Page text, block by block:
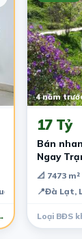
3, Thành phố
4 năm
17 Tỷ
Bán
Ngay
📐 7473 m²
📍Đà Lạt,
Loại BĐS